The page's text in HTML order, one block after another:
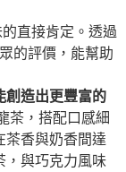
直接肯定。透過
的評價，能幫助
創造出更豐富的
茶，搭配口感細
茶香與奶香間達
，與巧克力風味